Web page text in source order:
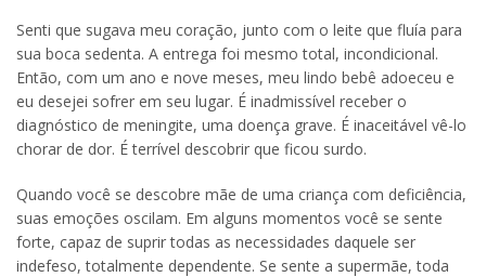
Senti que sugava meu coração, junto com o leite que fluía para
sua boca sedenta. A entrega foi mesmo total, incondicional.
Então, com um ano e nove meses, meu lindo bebê adoeceu e
eu desejei sofrer em seu lugar. É inadmissível receber o
diagnóstico de meningite, uma doença grave. É inaceitável vê-lo
chorar de dor. É terrível descobrir que ficou surdo.
Quando você se descobre mãe de uma criança com deficiência,
suas emoções oscilam. Em alguns momentos você se sente
forte, capaz de suprir todas as necessidades daquele ser
indefeso, totalmente dependente. Se sente a supermãe, toda